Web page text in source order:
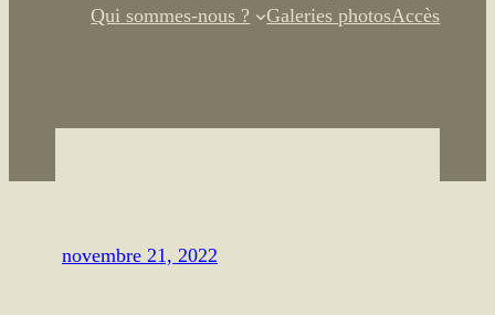
Qui sommes-nous ?
Galeries photosAccès
novembre 21, 2022